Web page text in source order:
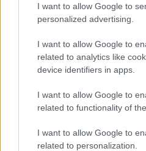
I want to allow Google to
personalized advertising.
I want to allow Google to
related to analytics like
device identifiers in apps.
I want to allow Google to
related to functionality of
I want to allow Google to
related to personalization.